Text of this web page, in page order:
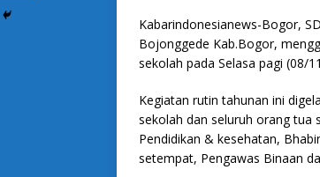
Kabarindonesianews-Bogor,
Bojonggede Kab.Bogor,
sekolah pada Selasa pagi (08/
Kegiatan rutin tahunan ini
sekolah dan seluruh orang tua
Pendidikan & kesehatan,
setempat, Pengawas Binaan